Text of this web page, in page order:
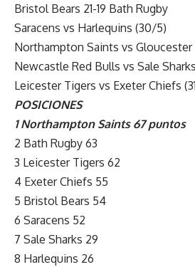
Bristol Bears 21-19 Bath Rugby
Saracens vs Harlequins (30/5)
Northampton Saints vs Gloucester
Newcastle Red Bulls vs Sale
Leicester Tigers vs Exeter Chiefs
POSICIONES
1 Northampton Saints 67 puntos
2 Bath Rugby 63
3 Leicester Tigers 62
4 Exeter Chiefs 55
5 Bristol Bears 54
6 Saracens 52
7 Sale Sharks 29
8 Harlequins 26